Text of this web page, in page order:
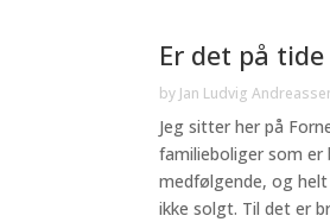
Er det på
by Jan Ludvig
Jeg sitter her på
familieboliger som er
medfølgende, og
ikke solgt. Til det er